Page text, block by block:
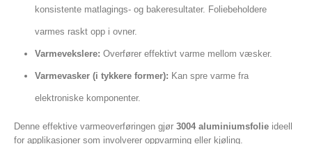
konsistente matlagings- og bakeresultater. Foliebeholdere
varmes raskt opp i ovner.
Varmevekslere: Overfører effektivt varme mellom væsker.
Varmevasker (i tykkere former): Kan spre varme fra
elektroniske komponenter.
Denne effektive varmeoverføringen gjør 3004 aluminiumsfolie ideell
for applikasjoner som involverer oppvarming eller kjøling.